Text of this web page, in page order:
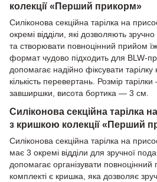
колекції «Перший прикорм»
Силіконова секційна тарілка на
окремі відділи, які дозволяють зручно
та створювати повноцінний прийом
формат чудово підходить для BLW-
допомагає надійно фіксувати
кількість перевертань. Розмір
завширшки, висота бортика — 3 см.
Силіконова секційна тарілка
з кришкою колекції «Перший
Силіконова секційна тарілка на
має 3 окремі відділи для зручної
допомагає організувати
комплекті є кришка, яка дозволяє